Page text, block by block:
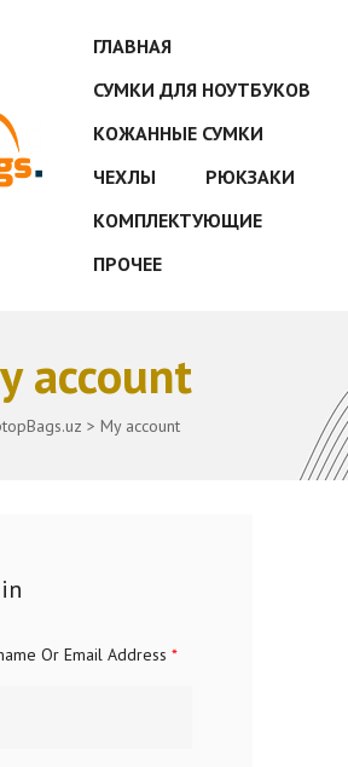
ГЛАВНАЯ
СУМКИ ДЛЯ НОУТБУКОВ
КОЖАННЫЕ СУМКИ
ЧЕХЛЫ
РЮКЗАКИ
КОМПЛЕКТУЮЩИЕ
ПРОЧЕЕ
> My account
account
Or Email Address *